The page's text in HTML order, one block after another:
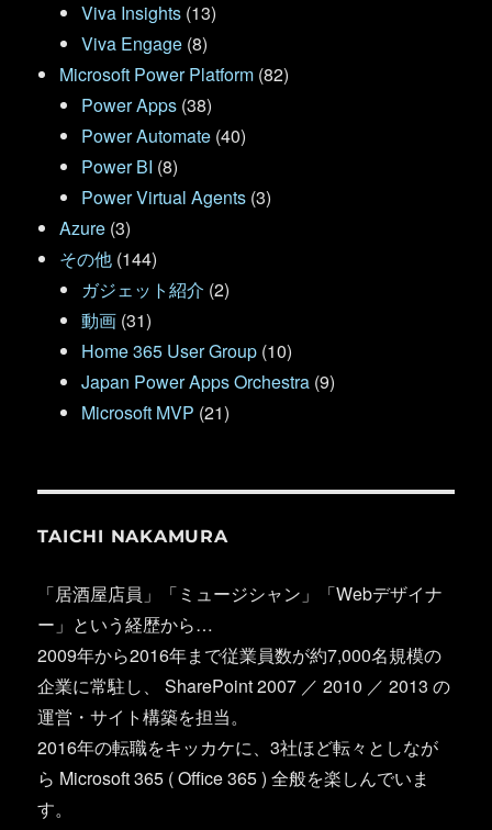
Viva Insights (13)
Viva Engage (8)
Microsoft Power Platform (82)
Power Apps (38)
Power Automate (40)
Power BI (8)
Power Virtual Agents (3)
Azure (3)
その他 (144)
ガジェット紹介 (2)
動画 (31)
Home 365 User Group (10)
Japan Power Apps Orchestra (9)
Microsoft MVP (21)
TAICHI NAKAMURA
「居酒屋店員」「ミュージシャン」「Webデザイナ
ー」という経歴から…
2009年から2016年まで従業員数が約7,000名規模の
企業に常駐し、 SharePoint 2007 ／ 2010 ／ 2013 の
運営・サイト構築を担当。
2016年の転職をキッカケに、3社ほど転々としなが
ら Microsoft 365 ( Office 365 ) 全般を楽しんでいま
す。